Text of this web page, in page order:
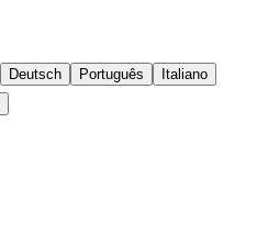
Deutsch Português
Italiano